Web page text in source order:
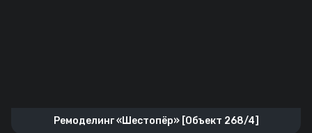
Ремоделинг «Шестопёр» [Объект 268/4]